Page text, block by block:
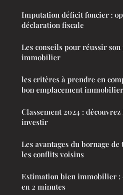
Imputation déficit foncier :
déclaration fiscale
Les conseils pour réussir
immobilier
les critères à prendre en
bon emplacement immobilier
Classement 2024 :
investir
Les avantages du bornage
les conflits voisins
Estimation bien immobilier :
en 2 minutes